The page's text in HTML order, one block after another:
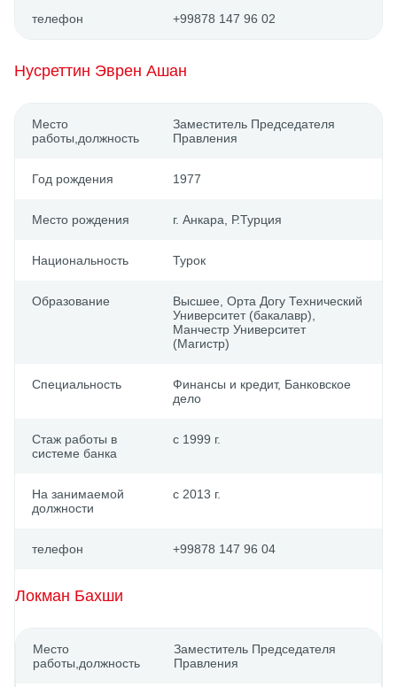
телефон +99878 147 96 02
Нусреттин Эврен Ашан
Место
работы,должность
Заместитель Председателя
Правления
Год рождения 1977
Место рождения г. Анкара, Р.Турция
Национальность Турок
Образование
Выcшее, Орта Догу Технический
Университет (бакалавр),
Манчестр Университет
(Магистр)
Специальность
Финансы и кредит, Банковское
дело
Стаж работы в
системе банка
с 1999 г.
На занимаемой
должности
с 2013 г.
телефон +99878 147 96 04
Локман Бахши
Место
работы,должность
Заместитель Председателя
Правления